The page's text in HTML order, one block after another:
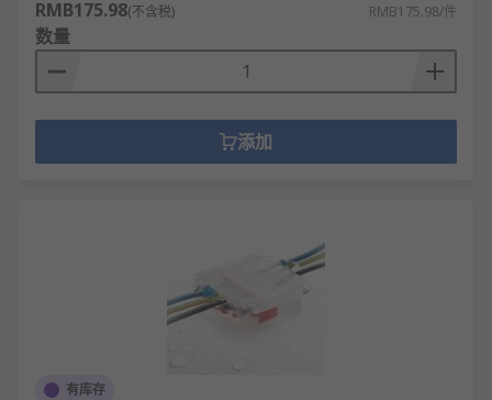
RMB175.98(不含税) RMB175.98/件
数量
添加
有库存